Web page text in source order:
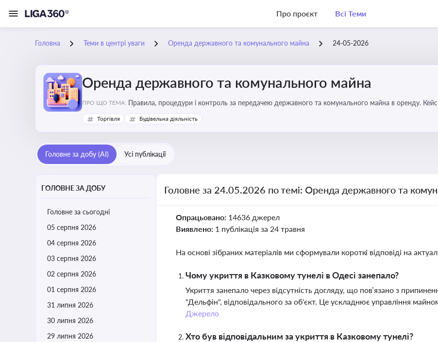
Про проєкт Всі Теми
Головна Теми в центрі уваги Оренда державного та комунального майна 24-05-2026
Оренда державного та комунального майна
ПРО ЩО ТЕМА: Правила, процедури і контроль за передачею державного та комунального майна в оренду.
Торгівля Будівельна діяльність
Головне за добу (AI) Усі публікації
ГОЛОВНЕ ЗА ДОБУ
Головне за сьогодні
05 серпня 2026
04 серпня 2026
03 серпня 2026
02 серпня 2026
01 серпня 2026
31 липня 2026
30 липня 2026
29 липня 2026
Головне за 24.05.2026 по темі: Оренда державного та
Опрацьовано: 14636 джерел
Виявлено: 1 публікація за 24 травня
На основі зібраних матеріалів ми сформували короткі відповіді на
Чому укриття в Казковому тунелі в Одесі занепало?
Укриття занепало через відсутність догляду, що пов’язано з
"Дельфін", відповідального за об'єкт. Це ускладнює управління
Джерело
Хто був відповідальним за укриття в Казковому тунелі?